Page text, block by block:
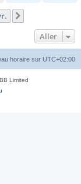
Aller
horaire sur UTC+02:00
Limited